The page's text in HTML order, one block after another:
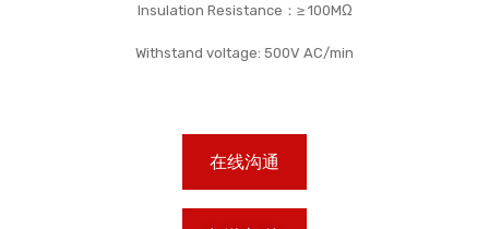
Insulation Resistance：≥ 100MΩ
Withstand voltage: 500V AC/min
在线沟通